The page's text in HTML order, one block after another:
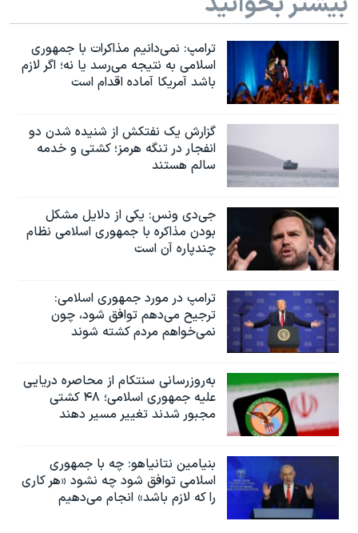
ترامپ: نمی‌دانیم مذاکرات با جمهوری
اسلامی به نتیجه می‌رسد یا نه؛ اگر لازم
باشد آمریکا آماده اقدام است
گزارش یک نفتکش از شنیده شدن دو
انفجار در تنگه هرمز؛ کشتی و خدمه
سالم هستند
جی‌دی ونس: یکی از دلایل مشکل
بودن مذاکره با جمهوری اسلامی نظام
چندپاره آن است
ترامپ در مورد جمهوری اسلامی:
ترجیح می‌دهم توافق شود، چون
نمی‌خواهم مردم کشته شوند
به‌روزرسانی سنتکام از محاصره دریایی
علیه جمهوری اسلامی؛ ۴۸ کشتی
مجبور شدند تغییر مسیر دهند
بنیامین نتانیاهو: چه با جمهوری
اسلامی توافق شود چه نشود «هر کاری
را که لازم باشد» انجام می‌دهیم